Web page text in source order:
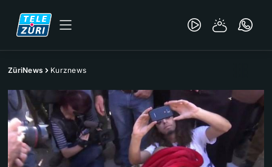
ZüriNews Kurznews